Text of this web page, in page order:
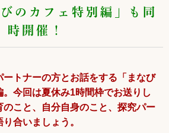
のカフェ特別編」も同
時開催！
ートナーの方とお話をする「まなび
今回は夏休み1時間枠でお送りし
のこと、自分自身のこと、探究パー
合いましょう。